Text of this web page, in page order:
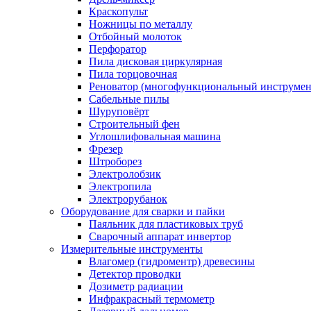
Краскопульт
Ножницы по металлу
Отбойный молоток
Перфоратор
Пила дисковая циркулярная
Пила торцовочная
Реноватор (многофункциональный
Сабельные пилы
Шуруповёрт
Строительный фен
Углошлифовальная машина
Фрезер
Штроборез
Электролобзик
Электропила
Электрорубанок
Оборудование для сварки и пайки
Паяльник для пластиковых труб
Сварочный аппарат инвертор
Измерительные инструменты
Влагомер (гидроментр) древесины
Детектор проводки
Дозиметр радиации
Инфракрасный термометр